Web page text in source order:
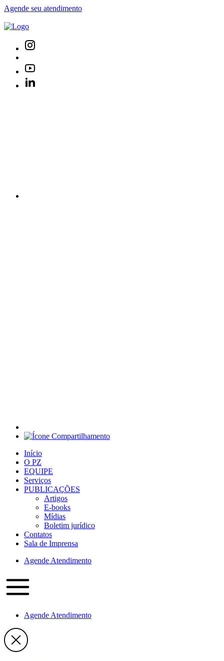
Agende seu atendimento
Início
O PZ
EQUIPE
Serviços
PUBLICAÇÕES
Artigos
E-books
Mídias
Boletim jurídico
Contatos
Sala de Imprensa
Agende Atendimento
Agende Atendimento